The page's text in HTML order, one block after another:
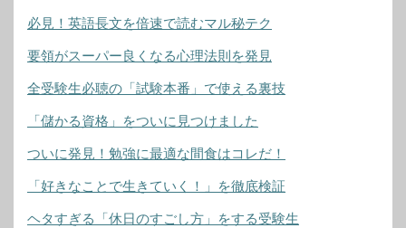
必見！英語長文を倍速で読むマル秘テク
要領がスーパー良くなる心理法則を発見
全受験生必聴の「試験本番」で使える裏技
「儲かる資格」をついに見つけました
ついに発見！勉強に最適な間食はコレだ！
「好きなことで生きていく！」を徹底検証
ヘタすぎる「休日のすごし方」をする受験生